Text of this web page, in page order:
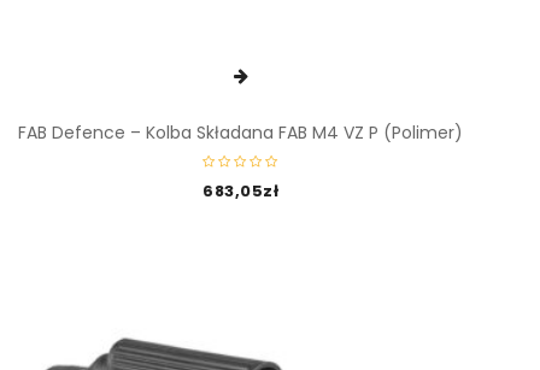
FAB Defence – Kolba Składana FAB M4 VZ P (polimer)
683,05zł